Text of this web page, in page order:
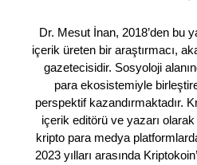
Dr. Mesut İnan, 2018’den bu
içerik üreten bir araştırmacı,
gazetecisidir. Sosyoloji
para ekosistemiyle
perspektif kazandırmaktadır.
içerik editörü ve yazarı
kripto para medya
2023 yılları arasında